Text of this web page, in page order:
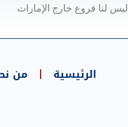
ليس لنا فروع خارج الإمارات
الرئيسية من